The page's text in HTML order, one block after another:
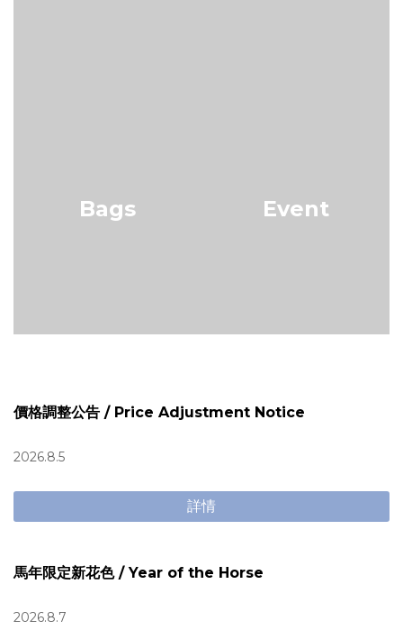
Bags Event
價格調整公告 / Price Adjustment Notice
2026.8.5
詳情
馬年限定新花色 / Year of the Horse
2026.8.7